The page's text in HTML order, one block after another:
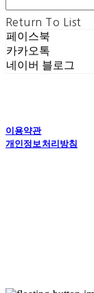
Return To List
페이스북
카카오톡
네이버 블로그
이용약관
개인정보처리방침